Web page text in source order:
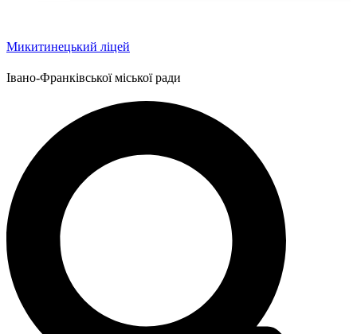
Микитинецький ліцей
Івано-Франківської міської ради